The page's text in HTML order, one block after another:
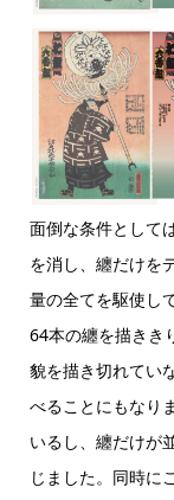
面倒な条件として
を消し、纏だけを
量の全てを駆使し
64本の纏を描きき
貌を描き切れてい
べることにもなり
いるし、纏だけが
じました。同時に